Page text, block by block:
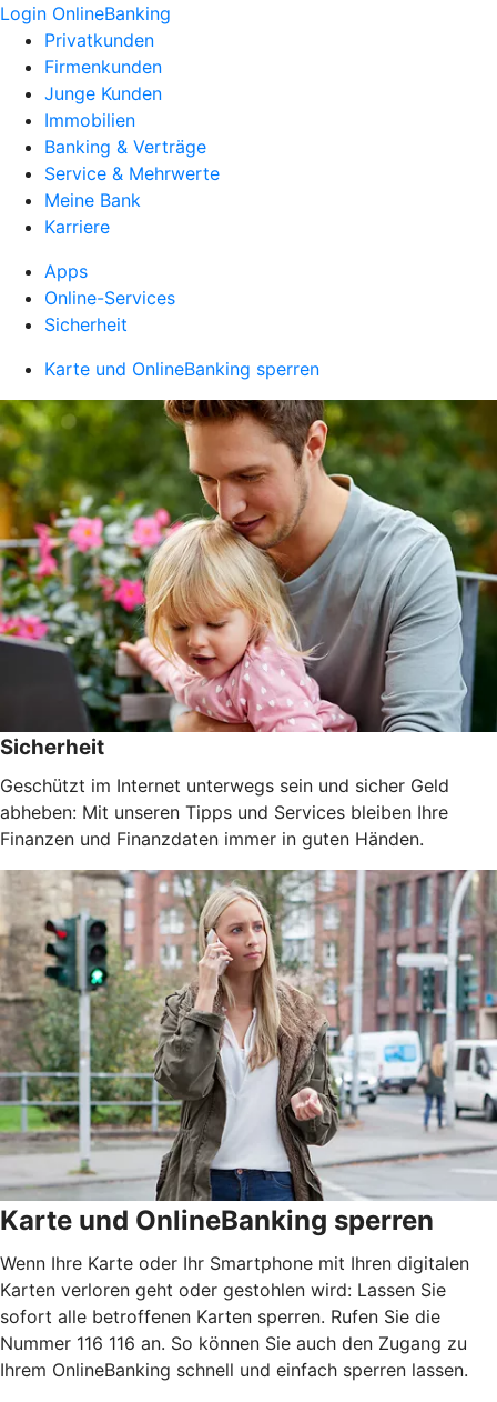
Login OnlineBanking
Privatkunden
Firmenkunden
Junge Kunden
Immobilien
Banking & Verträge
Service & Mehrwerte
Meine Bank
Karriere
Apps
Online-Services
Sicherheit
Karte und OnlineBanking sperren
Sicherheit
Geschützt im Internet unterwegs sein und sicher Geld
abheben: Mit unseren Tipps und Services bleiben Ihre
Finanzen und Finanzdaten immer in guten Händen.
Karte und OnlineBanking sperren
Wenn Ihre Karte oder Ihr Smartphone mit Ihren digitalen
Karten verloren geht oder gestohlen wird: Lassen Sie
sofort alle betroffenen Karten sperren. Rufen Sie die
Nummer 116 116 an. So können Sie auch den Zugang zu
Ihrem OnlineBanking schnell und einfach sperren lassen.